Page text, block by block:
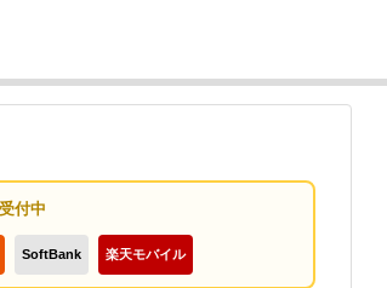
付中
SoftBank 楽天モバイル